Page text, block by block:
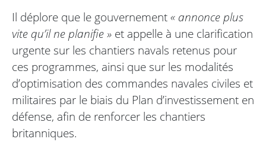
Il déplore que le gouvernement« annonce plus
vite qu’il ne planifie » et appelle à une clarification
urgente sur les chantiers navals retenus pour
ces programmes, ainsi que sur les modalités
d’optimisation des commandes navales civiles et
militaires par le biais du Plan d’investissement en
défense, afin de renforcer les chantiers
britanniques.